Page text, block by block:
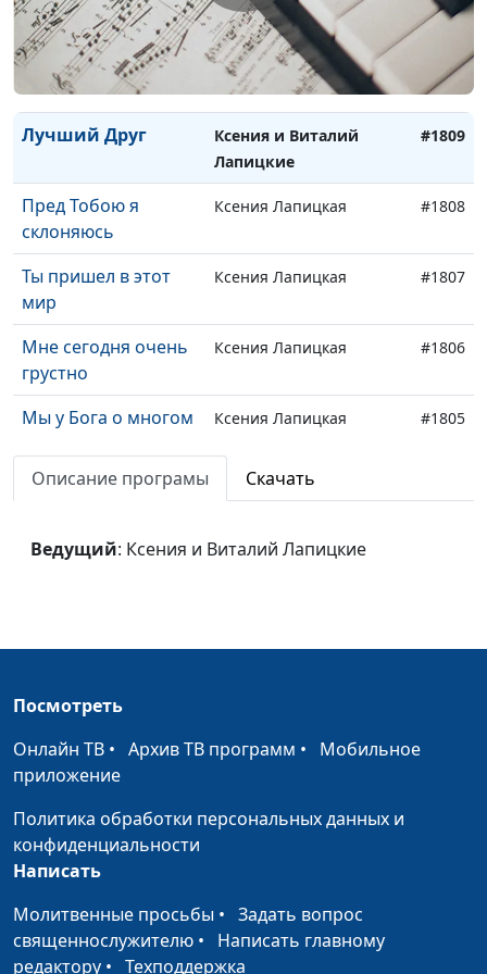
Очень далеко... Ксения Лапицкая #1812
Протяни ко мне
святые руки
Ксения Лапицкая #1811
Лучший Друг
Ксения и Виталий
Лапицкие
#1809
Пред Тобою я
склоняюсь
Ксения Лапицкая #1808
Ты пришел в этот
мир
Ксения Лапицкая #1807
Мне сегодня очень
грустно
Ксения Лапицкая #1806
Мы у Бога о многом
Ксения Лапицкая #1805
У креста, Спаситель
Ксения Лапицкая
Источник Ксения Лапицкая
свой
Пред земли
Творцом
Ксения Лапицкая
Боже, спасибо за
жизнь
Нина Ковалева
Руки к небу
Нина Ковалева
Описание програмы Скачать
Ведущий: Ксения и Виталий Лапицкие
Посмотреть
Онлайн ТВ • Архив ТВ программ • Мобильное
приложение
Политика обработки персональных данных и
конфиденциальности
Написать
Молитвенные просьбы • Задать вопрос
священнослужителю • Написать главному
редактору • Техподдержка